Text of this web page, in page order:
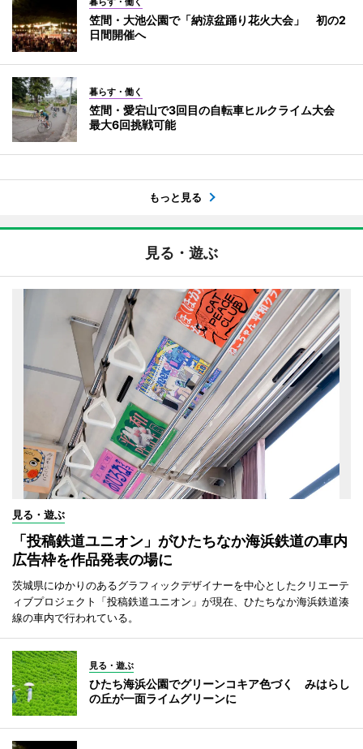
笠間・大池公園で「納涼盆踊り花火大会」 初の2
日間開催へ
暮らす・働く
笠間・愛宕山で3回目の自転車ヒルクライム大会
最大6回挑戦可能
もっと見る
見る・遊ぶ
見る・遊ぶ
「投稿鉄道ユニオン」がひたちなか海浜鉄道の車内
広告枠を作品発表の場に
茨城県にゆかりのあるグラフィックデザイナーを中心としたクリエーテ
ィブプロジェクト「投稿鉄道ユニオン」が現在、ひたちなか海浜鉄道湊
線の車内で行われている。
見る・遊ぶ
ひたち海浜公園でグリーンコキア色づく みはらし
の丘が一面ライムグリーンに